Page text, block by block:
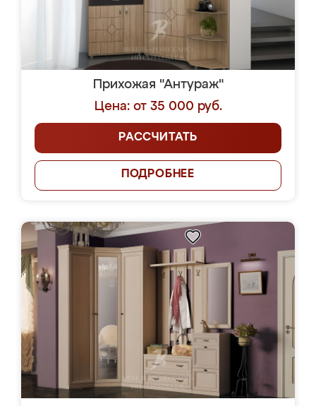
Прихожая "Антураж"
Цена: от 35 000 руб.
РАССЧИТАТЬ
ПОДРОБНЕЕ